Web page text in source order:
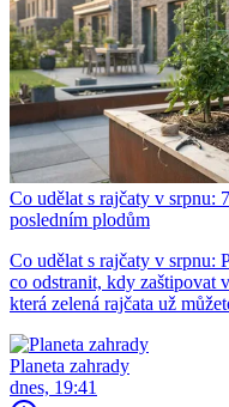
Co udělat s rajčaty v srpnu:
posledním plodům
Co udělat s rajčaty v srpnu:
co odstranit, kdy zaštipovat
která zelená rajčata už
Planeta zahrady
dnes, 19:41